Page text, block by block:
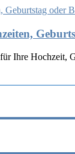
Ihre Hochzeit,